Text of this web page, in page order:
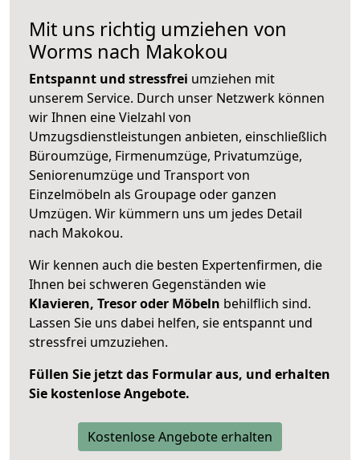
Mit uns richtig umziehen von
Worms nach Makokou
Entspannt und stressfrei umziehen mit
unserem Service. Durch unser Netzwerk können
wir Ihnen eine Vielzahl von
Umzugsdienstleistungen anbieten, einschließlich
Büroumzüge, Firmenumzüge, Privatumzüge,
Seniorenumzüge und Transport von
Einzelmöbeln als Groupage oder ganzen
Umzügen. Wir kümmern uns um jedes Detail
nach Makokou.
Wir kennen auch die besten Expertenfirmen, die
Ihnen bei schweren Gegenständen wie
Klavieren, Tresor oder Möbeln behilflich sind.
Lassen Sie uns dabei helfen, sie entspannt und
stressfrei umzuziehen.
Füllen Sie jetzt das Formular aus, und erhalten
Sie kostenlose Angebote.
Kostenlose Angebote erhalten